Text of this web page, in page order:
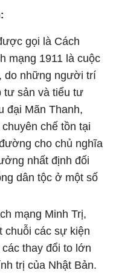
gọi là Cách
mạng 1911 là cuộc
do những người trí
tư sản và tiểu tư
đại Mãn Thanh,
chế tồn tại
cho chủ nghĩa
nhất định đối
dân tộc ở một số
mạng Minh Trị,
chuỗi các sự kiện
thay đổi to lớn
trị của Nhật Bản.